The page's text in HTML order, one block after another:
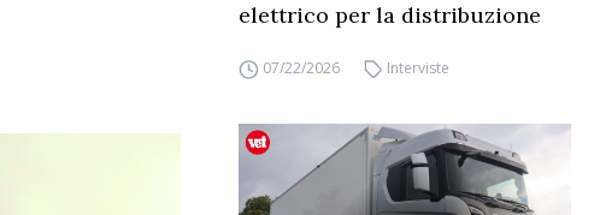
elettrico per la distribuzione
07/22/2026 Interviste